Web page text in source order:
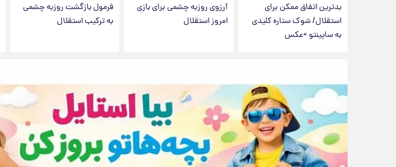
بدترین اتفاق ممکن برای
استقلال/ شوک ستاره کلیدی
به ساپینتو +عکس
آرزوی روزبه چشمی برای بازی
امروز استقلال
فرمول بازگشت روزبه چشمی
به ترکیب استقلال